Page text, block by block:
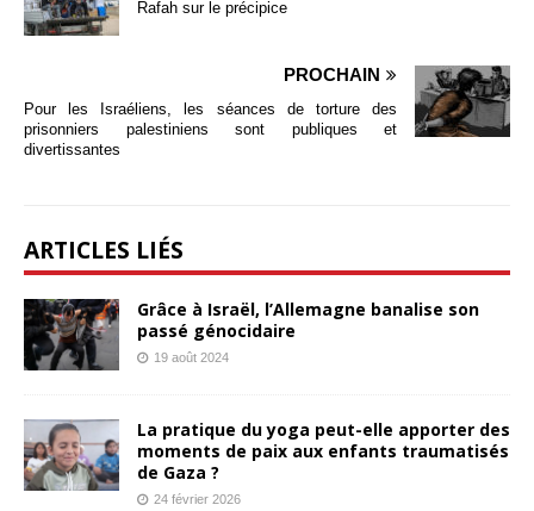
Rafah sur le précipice
PROCHAIN
Pour les Israéliens, les séances de torture des
prisonniers palestiniens sont publiques et
divertissantes
ARTICLES LIÉS
Grâce à Israël, l’Allemagne banalise son
passé génocidaire
19 août 2024
La pratique du yoga peut-elle apporter des
moments de paix aux enfants traumatisés
de Gaza ?
24 février 2026